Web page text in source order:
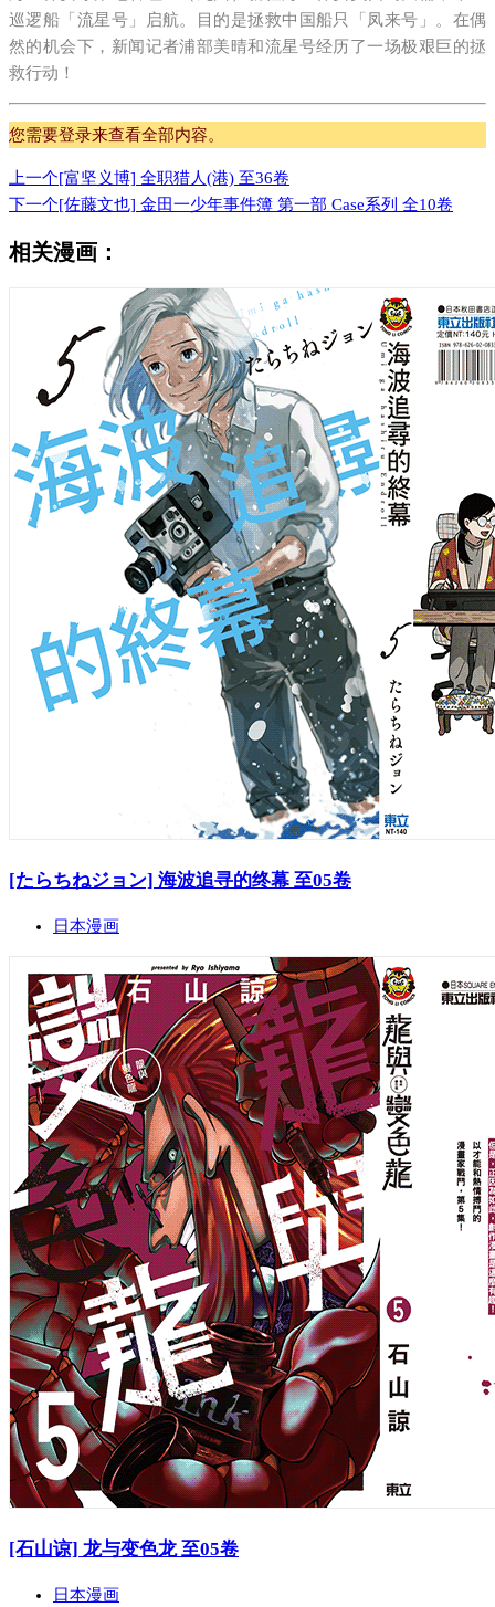
巡逻船「流星号」启航。目的是拯救中国船只「凤来号」。在偶
然的机会下，新闻记者浦部美晴和流星号经历了一场极艰巨的拯
救行动！
您需要登录来查看全部内容。
上一个[富坚义博] 全职猎人(港) 至36卷
下一个[佐藤文也] 金田一少年事件簿 第一部 Case系列 全10卷
相关漫画：
[たらちねジョン] 海波追寻的终幕 至05卷
日本漫画
[石山谅] 龙与变色龙 至05卷
日本漫画